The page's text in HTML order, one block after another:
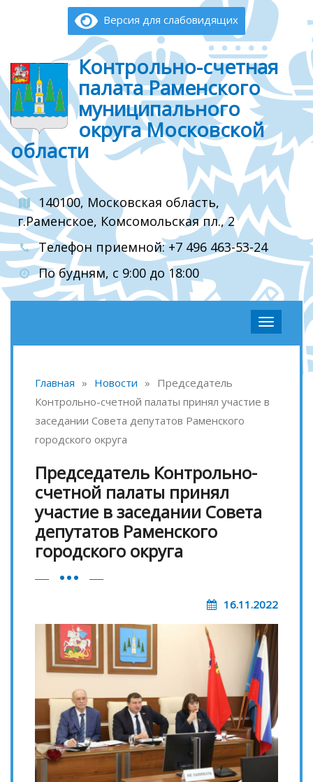
Версия для слабовидящих
Контрольно-счетная
палата Раменского
муниципального
округа Московской
области
140100, Московская область,
г.Раменское, Комсомольская пл., 2
Телефон приемной: +7 496 463-53-24
По будням, с 9:00 до 18:00
Главная » Новости » Председатель
Контрольно-счетной палаты принял участие в
заседании Совета депутатов Раменского
городского округа
Председатель Контрольно-
счетной палаты принял
участие в заседании Совета
депутатов Раменского
городского округа
16.11.2022